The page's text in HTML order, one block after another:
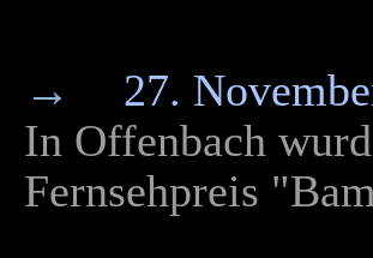
→ 27.
In Offenbach
Fernsehpreis